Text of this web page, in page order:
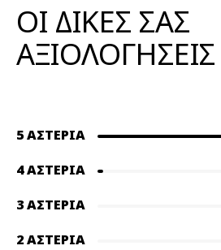
ΟΙ ΔΙΚΕΣ ΣΑΣ
ΑΞΙΟΛΟΓΗΣΕΙΣ
5 ΑΣΤΈΡΙΑ
4 ΑΣΤΈΡΙΑ
3 ΑΣΤΈΡΙΑ
2 ΑΣΤΈΡΙΑ